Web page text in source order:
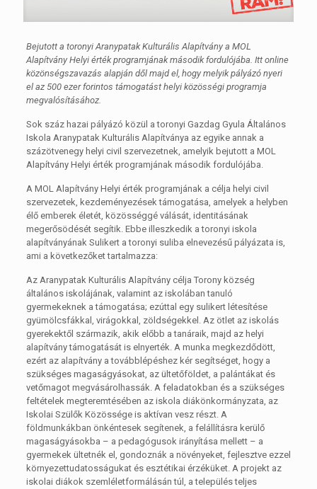
Bejutott a toronyi Aranypatak Kulturális Alapítvány a MOL
Alapítvány Helyi érték programjának második fordulójába. Itt online
közönségszavazás alapján dől majd el, hogy melyik pályázó nyeri
el az 500 ezer forintos támogatást helyi közösségi programja
megvalósításához.
Sok száz hazai pályázó közül a toronyi Gazdag Gyula Általános
Iskola Aranypatak Kulturális Alapítványa az egyike annak a
százötvenegy helyi civil szervezetnek, amelyik bejutott a MOL
Alapítvány Helyi érték programjának második fordulójába.
A MOL Alapítvány Helyi érték programjának a célja helyi civil
szervezetek, kezdeményezések támogatása, amelyek a helyben
élő emberek életét, közösséggé válását, identitásának
megerősödését segítik. Ebbe illeszkedik a toronyi iskola
alapítványának Sulikert a toronyi suliba elnevezésű pályázata is,
ami a következőket tartalmazza:
Az Aranypatak Kulturális Alapítvány célja Torony község
általános iskolájának, valamint az iskolában tanuló
gyermekeknek a támogatása; ezúttal egy sulikert létesítése
gyümölcsfákkal, virágokkal, zöldségekkel. Az ötlet az iskolás
gyerekektől származik, akik előbb a tanáraik, majd az helyi
alapítvány támogatását is elnyerték. A munka megkezdődött,
ezért az alapítvány a továbblépéshez kér segítséget, hogy a
szükséges magaságyásokat, az ültetőföldet, a palántákat és
vetőmagot megvásárolhassák. A feladatokban és a szükséges
feltételek megteremtésében az iskola diákönkormányzata, az
Iskolai Szülők Közössége is aktívan vesz részt. A
földmunkákban önkéntesek segítenek, a felállításra kerülő
magaságyásokba – a pedagógusok irányítása mellett – a
gyermekek ültetnék el, gondoznák a növényeket, fejlesztve ezzel
környezettudatosságukat és esztétikai érzéküket. A projekt az
iskolai diákok szemléletformálásán túl, a település teljes